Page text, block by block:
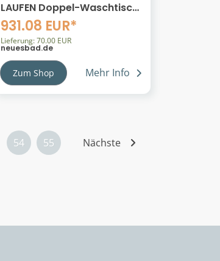
LAUFEN Doppel-Waschtisch
VAL, 1 Hahnloch, mit
Überlauf 1200x420
Halbnasszone mittig LCC
weiß, H81428
H8142824001041
931.08 EUR*
Lieferung: 70.00 EUR
neuesbad.de
Zum Shop Mehr Info
54 55 Nächste